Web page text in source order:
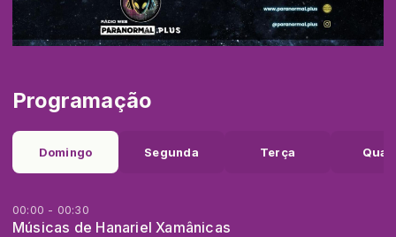
Programação
Domingo Segunda Terça
00:00 - 00:30
Músicas de Hanariel Xamânicas